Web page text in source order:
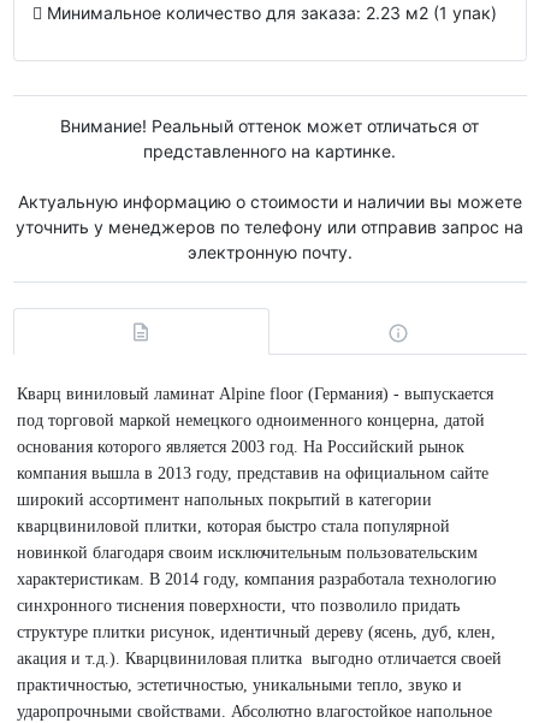
Минимальное количество для заказа: 2.23 м2 (1 упак)
Внимание! Реальный оттенок может отличаться от
представленного на картинке.
Актуальную информацию о стоимости и наличии вы можете
уточнить у менеджеров по телефону или отправив запрос на
электронную почту.
Кварц виниловый ламинат Alpine floor (Германия) - выпускается
под торговой маркой немецкого одноименного концерна, датой
основания которого является 2003 год. На Российский рынок
компания вышла в 2013 году, представив на официальном сайте
широкий ассортимент напольных покрытий в категории
кварцвиниловой плитки, которая быстро стала популярной
новинкой благодаря своим исключительным пользовательским
характеристикам. В 2014 году, компания разработала технологию
синхронного тиснения поверхности, что позволило придать
структуре плитки рисунок, идентичный дереву (ясень, дуб, клен,
акация и т.д.). Кварцвиниловая плитка выгодно отличается своей
практичностью, эстетичностью, уникальными тепло, звуко и
ударопрочными свойствами. Абсолютно влагостойкое напольное